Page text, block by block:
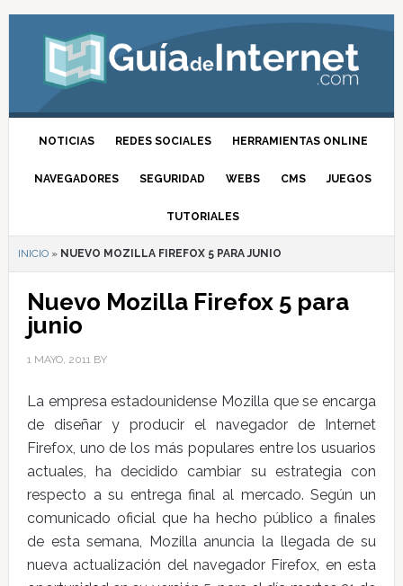
NOTICIAS REDES SOCIALES HERRAMIENTAS ONLINE
NAVEGADORES SEGURIDAD WEBS CMS JUEGOS
TUTORIALES
INICIO» NUEVO MOZILLA FIREFOX 5 PARA JUNIO
Nuevo Mozilla Firefox 5 para
junio
1 MAYO, 2011BY
La empresa estadounidense Mozilla que se encarga
de diseñar y producir el navegador de Internet
Firefox, uno de los más populares entre los usuarios
actuales, ha decidido cambiar su estrategia con
respecto a su entrega final al mercado. Según un
comunicado oficial que ha hecho público a finales
de esta semana, Mozilla anuncia la llegada de su
nueva actualización del navegador Firefox, en esta